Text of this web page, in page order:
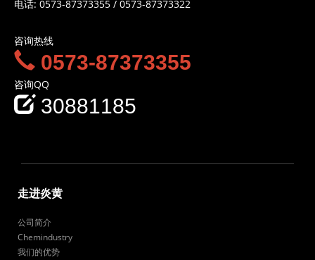
电话: 0573-87373355 / 0573-87373322
咨询热线
0573-87373355
咨询QQ
30881185
走进炎黄
公司简介
Chemindustry
我们的优势